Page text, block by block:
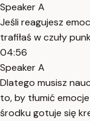
Speaker A
Jeśli reagujesz
trafiłaś w czuły
04:56
Speaker A
Dlatego musisz
to, by tłumić
środku gotuje się